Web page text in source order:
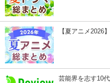
【夏アニメ2026
芸能界を志す10